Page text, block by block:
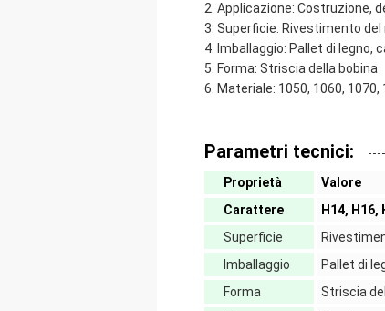
Applicazione: Costruzione,
Superficie: Rivestimento
Imballaggio: Pallet di legno,
Forma: Striscia della bobina
Materiale: 1050, 1060, 1070,
Parametri tecnici:
Proprietà
Valore
Carattere
H14, H16,
Superficie
Imballaggio
Pallet di
Forma
Striscia